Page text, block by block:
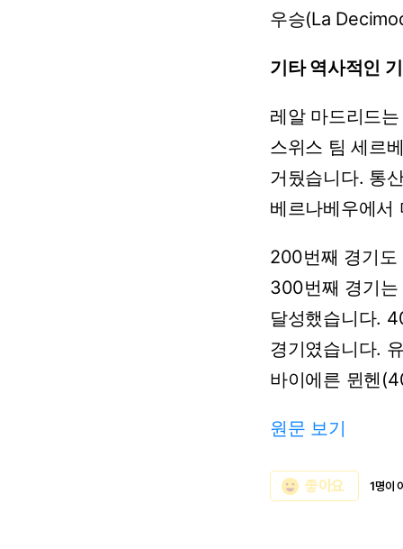
우승(La
기타역사적인
레알 마드리드는
스위스 팀 세르
거뒀습니다. 통
베르나베우에서
200번째 경기도
300번째 경기는
달성했습니다.
경기였습니다.
바이에른 뮌헨
원문 보기
emoji_emotions 좋아요 1명이